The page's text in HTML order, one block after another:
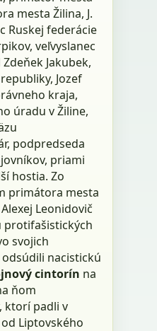
mesta Žilina, J.
Ruskej federácie
veľvyslanec
Jakubek,
Jozef
kraja,
úradu v Žiline,
podpredseda
priami
hostia. Zo
primátora mesta
Leonidovič
protifašistických
svojich
nacistickú
cintorín na
ňom
ktorí padli v
Liptovského